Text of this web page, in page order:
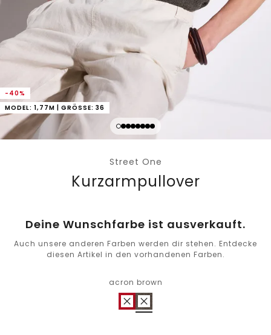
-40%
MODEL: 1,77M | GRÖSSE: 36
Street One
Kurzarmpullover
Deine Wunschfarbe ist ausverkauft.
Auch unsere anderen Farben werden dir stehen. Entdecke
diesen Artikel in den vorhandenen Farben.
acron brown